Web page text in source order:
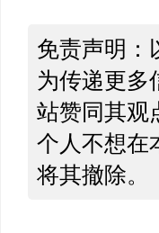
免责声明：
为传递更多
站赞同其观
个人不想在
将其撤除。